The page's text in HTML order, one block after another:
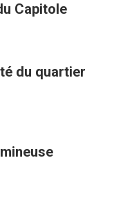
Capitole
du quartier